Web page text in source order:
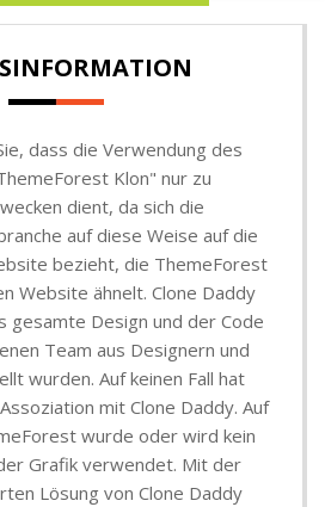
dass die Verwendung des
Klon" nur zu
dient, da sich die
auf diese Weise auf die
bezieht, die ThemeForest
Website ähnelt. Clone Daddy
gesamte Design und der Code
Team aus Designern und
wurden. Auf keinen Fall hat
mit Clone Daddy. Auf
wurde oder wird kein
Grafik verwendet. Mit der
Lösung von Clone Daddy